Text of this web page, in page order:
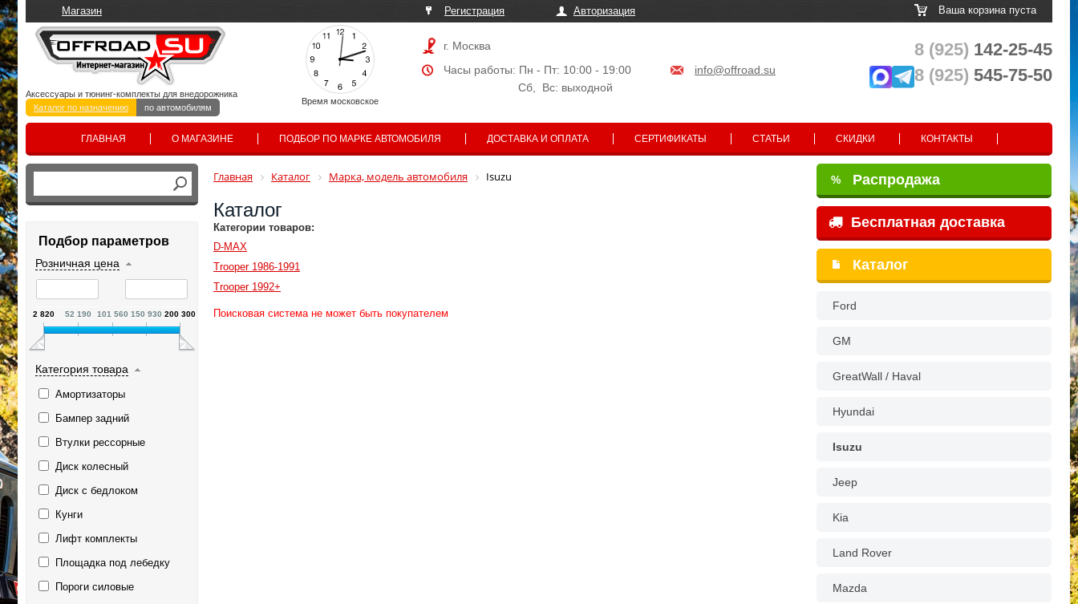
Магазин Регистрация Авторизация Ваша корзина пуста
Время московское
Аксессуары и тюнинг-комплекты для внедорожника
Каталог по назначению
по автомобилям
г. Москва
Часы работы: Пн - Пт: 10:00 - 19:00
info@offroad.su
Сб, Вс: выходной
8 (925) 142-25-45
8 (925) 545-75-50
ГЛАВНАЯ О МАГАЗИНЕ ПОДБОР ПО МАРКЕ АВТОМОБИЛЯ ДОСТАВКА И ОПЛАТА СЕРТИФИКАТЫ СТАТЬИ СКИДКИ КОНТАКТЫ
Подбор параметров
Розничная цена
2 820 52 190 101 560 150 930 200 300
Категория товара
Амортизаторы
Бампер задний
Втулки рессорные
Диск колесный
Диск с бедлоком
Кунги
Лифт комплекты
Площадка под лебедку
Пороги силовые
Главная Каталог Марка, модель автомобиля Isuzu
Каталог
Категории товаров:
D-MAX
Trooper 1986-1991
Trooper 1992+
Поисковая система не может быть покупателем
% Распродажа
Бесплатная доставка
Каталог
Ford
GM
GreatWall / Haval
Hyundai
Isuzu
Jeep
Kia
Land Rover
Mazda